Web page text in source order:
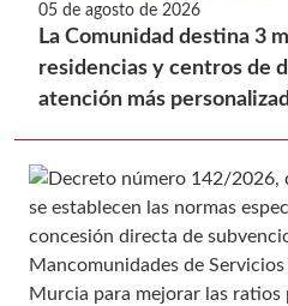
05 de agosto de 2026
La Comunidad destina 3
residencias y centros de
atención más